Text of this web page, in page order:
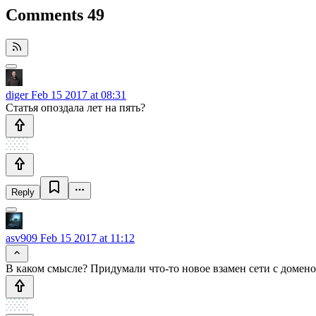
Comments 49
digerFeb 15 2017 at 08:31
Статья опоздала лет на пять?
Reply
asv909 Feb 15 2017 at 11:12
В каком смысле? Придумали что-то новое взамен сети с